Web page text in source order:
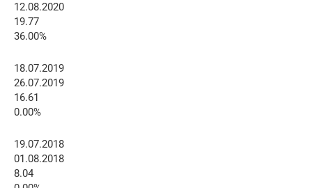
12.08.2020
19.77
36.00%
18.07.2019
26.07.2019
16.61
0.00%
19.07.2018
01.08.2018
8.04